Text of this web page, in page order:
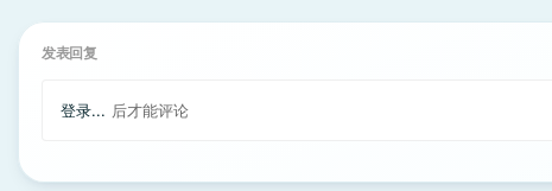
发表回复
登录... 后才能评论